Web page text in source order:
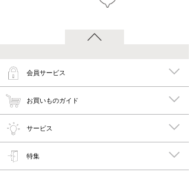
会員サービス
お買いものガイド
サービス
特集